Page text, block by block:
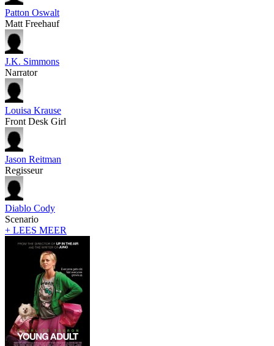
Patton Oswalt
Matt Freehauf
J.K. Simmons
Narrator
Louisa Krause
Front Desk Girl
Jason Reitman
Regisseur
Diablo Cody
Scenario
+ LEES MEER